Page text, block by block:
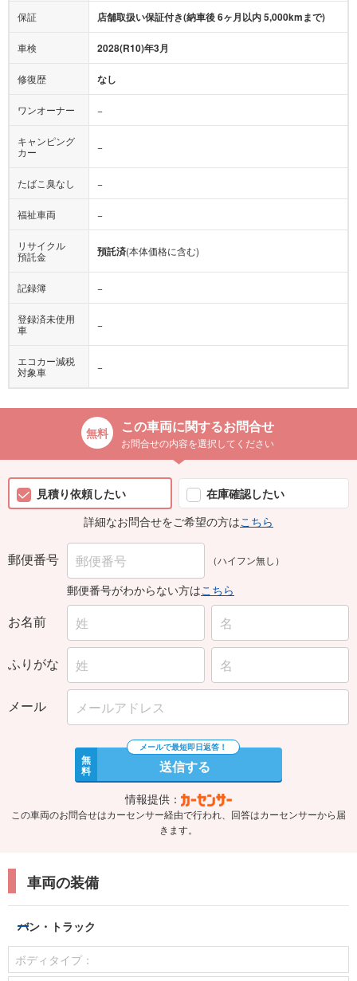
保証 店舗取扱い保証付き(納車後 6ヶ月以内 5,000kmまで)
車検 2028(R10)年3月
修復歴 なし
ワンオーナー −
キャンピング
カー
−
たばこ臭なし −
福祉車両 −
リサイクル
預託金
預託済(本体価格に含む)
記録簿 −
登録済未使用
車
−
エコカー減税
対象車
−
この車両に関するお問合せ
お問合せの内容を選択してください
見積り依頼したい
在庫確認したい
詳細なお問合せをご希望の方はこちら
郵便番号 （ハイフン無し）
郵便番号がわからない方はこちら
お名前
ふりがな
メール
無
料 送信する
情報提供：
この車両のお問合せはカーセンサー経由で行われ、回答はカーセンサーから届
きます。
車両の装備
バン・トラック
ボディタイプ：